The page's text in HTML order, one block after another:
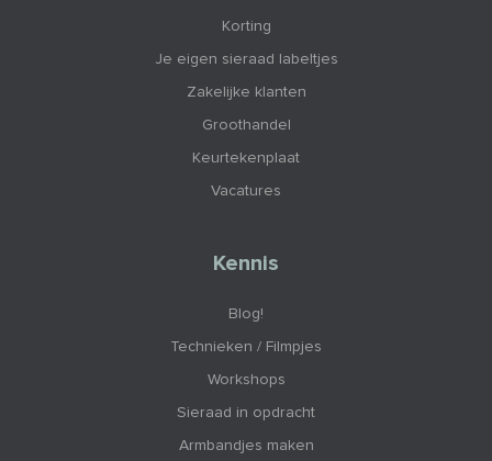
Korting
Je eigen sieraad labeltjes
Zakelijke klanten
Groothandel
Keurtekenplaat
Vacatures
Kennis
Blog!
Technieken / Filmpjes
Workshops
Sieraad in opdracht
Armbandjes maken